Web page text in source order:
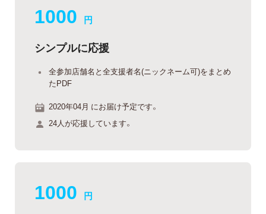
1000 円
シンプルに応援
全参加店舗名と全支援者名(ニックネーム可)をまとめ
たPDF
2020年04月 にお届け予定です。
24人が応援しています。
1000 円